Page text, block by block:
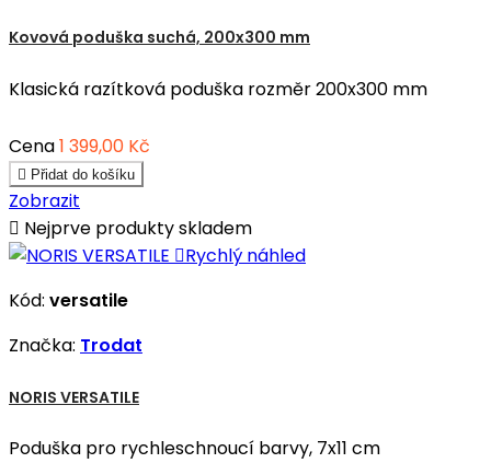
Kovová poduška suchá, 200x300 mm
Klasická razítková poduška rozměr 200x300 mm
Cena1 399,00 Kč
 Přidat do košíku
Zobrazit
 Nejprve produkty skladem
Rychlý náhled
Kód: versatile
Značka: Trodat
NORIS VERSATILE
Poduška pro rychleschnoucí barvy, 7x11 cm